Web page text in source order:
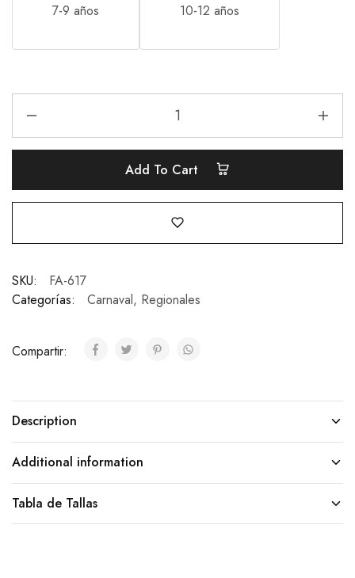
7-9 años 10-12 años
Add To Cart
SKU:
FA-617
Categorías:
Carnaval, Regionales
Compartir:
Description
Additional information
Tabla de Tallas